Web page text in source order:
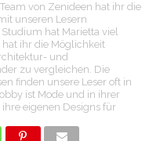
von Zenideen hat ihr die
unseren Lesern
hat Marietta viel
ihr die Möglichkeit
und
zu vergleichen. Die
finden unsere Leser oft in
ist Mode und in ihrer
eigenen Designs für